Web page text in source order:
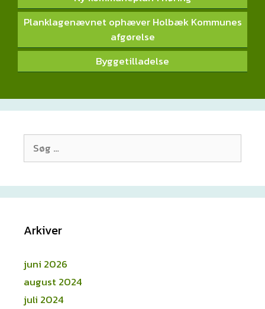
Planklagenævnet ophæver Holbæk Kommunes
afgørelse
Byggetilladelse
Søg
efter:
Arkiver
juni 2026
august 2024
juli 2024